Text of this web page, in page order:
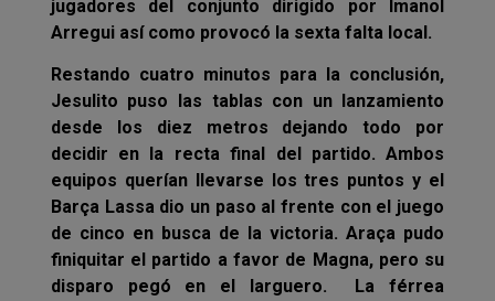
jugadores del conjunto dirigido por Imanol
Arregui así como provocó la sexta falta local.
Restando cuatro minutos para la conclusión,
Jesulito puso las tablas con un lanzamiento
desde los diez metros dejando todo por
decidir en la recta final del partido. Ambos
equipos querían llevarse los tres puntos y el
Barça Lassa dio un paso al frente con el juego
de cinco en busca de la victoria. Araça pudo
finiquitar el partido a favor de Magna, pero su
disparo pegó en el larguero. La férrea